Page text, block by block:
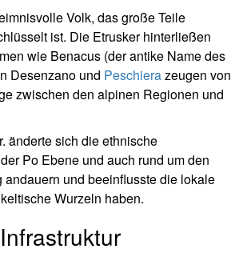
Volk, das große Teile
ist. Die Etrusker hinterließen
wie Benacus (der antike Name des
Desenzano und Peschierazeugen von
zwischen den alpinen Regionen und
änderte sich die ethnische
Po Ebene und auch rund um den
und beeinflusste die lokale
Wurzeln haben.